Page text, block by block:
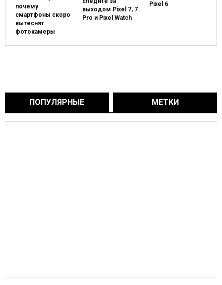
почему
смартфоны скоро
вытеснят
фотокамеры
выходом Pixel 7, 7
Pro и Pixel Watch
Pixel 6
ПОПУЛЯРНЫЕ МЕТКИ